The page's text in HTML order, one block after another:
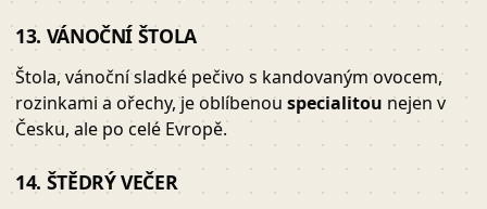
13. VÁNOČNÍ ŠTOLA
Štola, vánoční sladké pečivo s kandovaným ovocem,
rozinkami a ořechy, je oblíbenou specialitou nejen v
Česku, ale po celé Evropě.
14. ŠTĚDRÝ VEČER